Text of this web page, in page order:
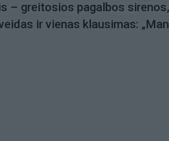
– greitosios pagalbos sirenos,
ir vienas klausimas: „Man